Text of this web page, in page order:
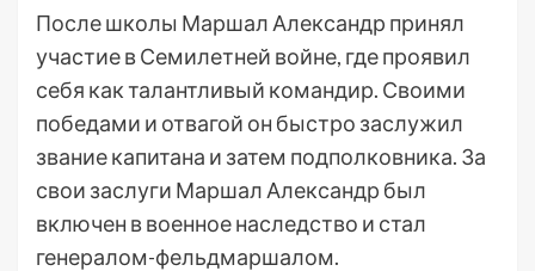
После школы Маршал Александр принял
участие в Семилетней войне, где проявил
себя как талантливый командир. Своими
победами и отвагой он быстро заслужил
звание капитана и затем подполковника. За
свои заслуги Маршал Александр был
включен в военное наследство и стал
генералом-фельдмаршалом.